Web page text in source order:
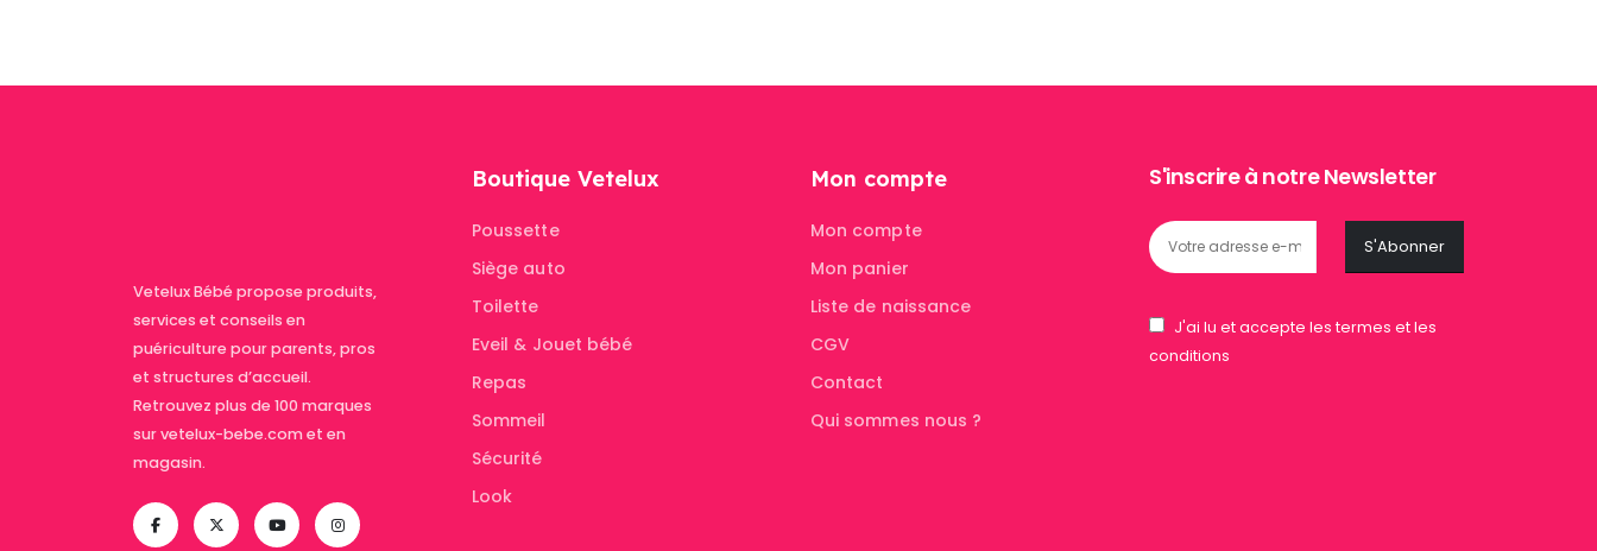
Vetelux Bébé propose produits,
services et conseils en
puériculture pour parents, pros
et structures d’accueil.
Retrouvez plus de 100 marques
sur vetelux-bebe.com et en
magasin.
Boutique Vetelux
Poussette
Siège auto
Toilette
Eveil & Jouet bébé
Repas
Sommeil
Sécurité
Look
Mon compte
Mon compte
Mon panier
Liste de naissance
CGV
Contact
Qui sommes nous ?
S'inscrire à notre Newsletter
J'ai lu et accepte les termes et les
conditions